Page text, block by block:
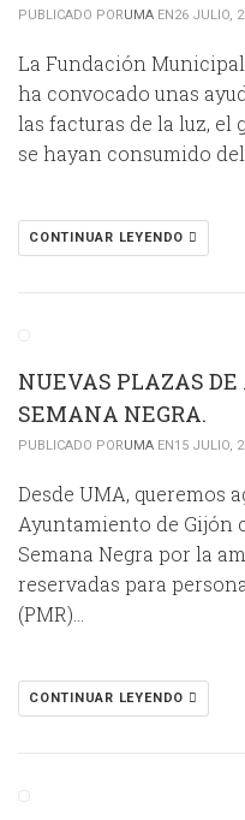
PUBLICADO PORUMA EN26 JULIO,
La Fundación
ha convocado unas
las facturas de la luz, el
se hayan consumido del…
CONTINUAR LEYENDO
NUEVAS PLAZAS
SEMANA NEGRA.
PUBLICADO PORUMA EN15 JULIO,
Desde UMA, queremos
Ayuntamiento de Gijón
Semana Negra por la
reservadas para
(PMR)…
CONTINUAR LEYENDO